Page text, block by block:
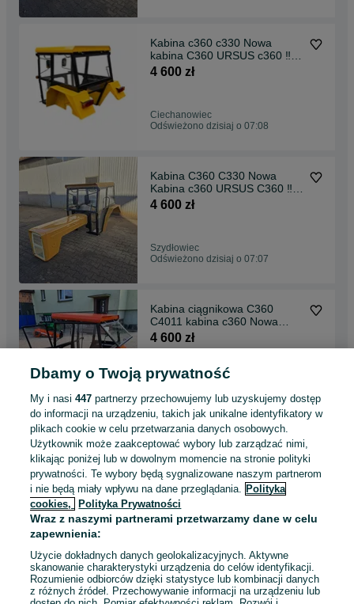
Kabina c360 c330 Nowa
kabina C360 URSUS c360 ‼️
PROMOCJA ‼️
4 600 zł
Ciechanowiec
Odświeżono dzisiaj o 07:08
Kabina C360 C330 Nowa
Kabina c360 URSUS C360 ‼️
PROMOCJA ‼️
4 600 zł
Szydłowiec
Odświeżono dzisiaj o 07:07
Kabina ciągnikowa C360
C4011 kabina c360 Nowa
kabina c330 ‼️Gratis ‼️
4 600 zł
Łasin
Odświeżono dzisiaj o 07:07
Kabina c360 c330 TUR kabina
ciągnikowa c360 URSUS c360
‼️PROMOCJA ‼️
4 500 zł
Odolanów
Odświeżono dzisiaj o 07:07
1 2 3 ... 10
Dbamy o Twoją prywatność
My i nasi447 partnerzy przechowujemy lub uzyskujemy dostęp
do informacji na urządzeniu, takich jak unikalne identyfikatory w
plikach cookie w celu przetwarzania danych osobowych.
Użytkownik może zaakceptować wybory lub zarządzać nimi,
klikając poniżej lub w dowolnym momencie na stronie polityki
prywatności. Te wybory będą sygnalizowane naszym partnerom
i nie będą miały wpływu na dane przeglądania. Polityka
cookies,
Polityka Prywatności
Wraz z naszymi partnerami przetwarzamy dane w celu
zapewnienia:
Użycie dokładnych danych geolokalizacyjnych. Aktywne
skanowanie charakterystyki urządzenia do celów identyfikacji.
Rozumienie odbiorców dzięki statystyce lub kombinacji danych
z różnych źródeł. Przechowywanie informacji na urządzeniu lub